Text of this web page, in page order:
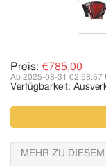
Preis: €785,00
Ab 2025-08-31 02:58:57
Verfügbarkeit:
MEHR ZU